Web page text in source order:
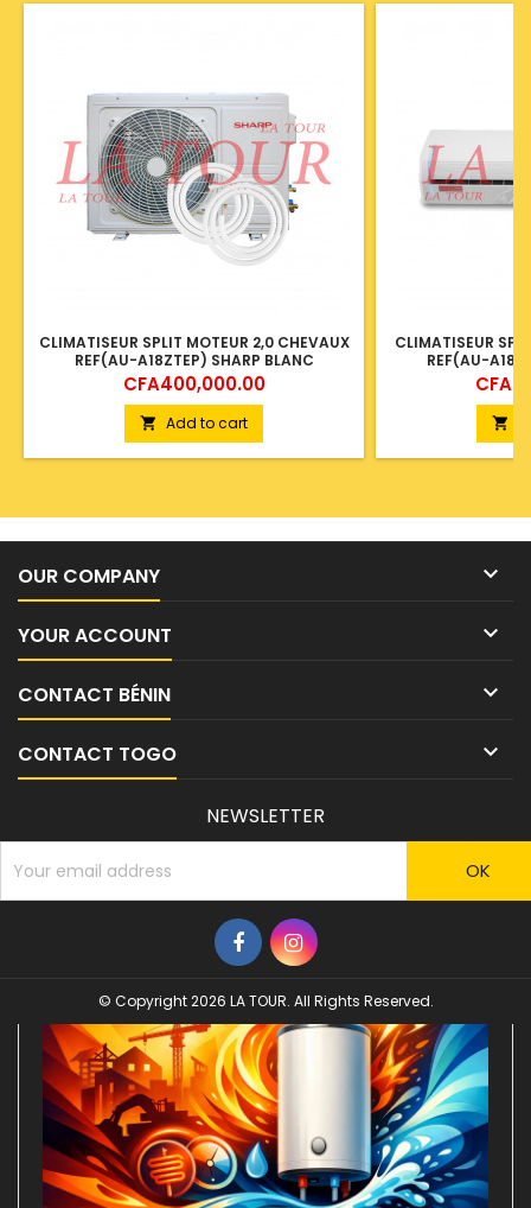
CLIMATISEUR SPLIT MOTEUR 2,0 CHEVAUX
REF(AU-A18ZTEP) SHARP BLANC
Price
CFA400,000.00
 Add to cart
CLIMATISEUR
REF(AU-
Price

OUR COMPANY 
YOUR ACCOUNT 
CONTACT BÉNIN 
CONTACT TOGO 
NEWSLETTER
© Copyright 2026 LA TOUR. All Rights Reserved.